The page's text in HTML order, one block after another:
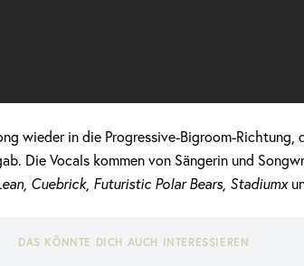
wieder in die Progressive-Bigroom-
Die Vocals kommen von Sängerin und
Cuebrick, Futuristic Polar Bears, Stadiumx
DAS KÖNNTE DICH AUCH INTERESSIEREN